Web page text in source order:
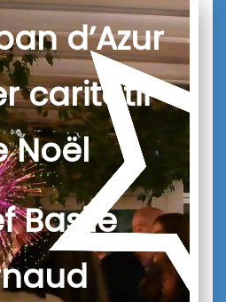
d’Azur
caritatif
Noël
Basile